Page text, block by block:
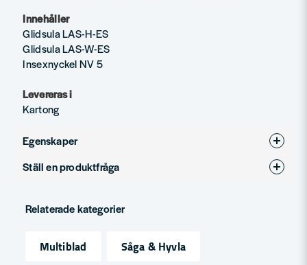
Innehåller
Glidsula LAS-H-ES
Glidsula LAS-W-ES
Insexnyckel NV 5
Levereras i
Kartong
Egenskaper
Produkttyp
Ställ en produktfråga
Fråga oss något om denna produkten...
Relaterade kategorier
Multiblad
Såga & Hyvla